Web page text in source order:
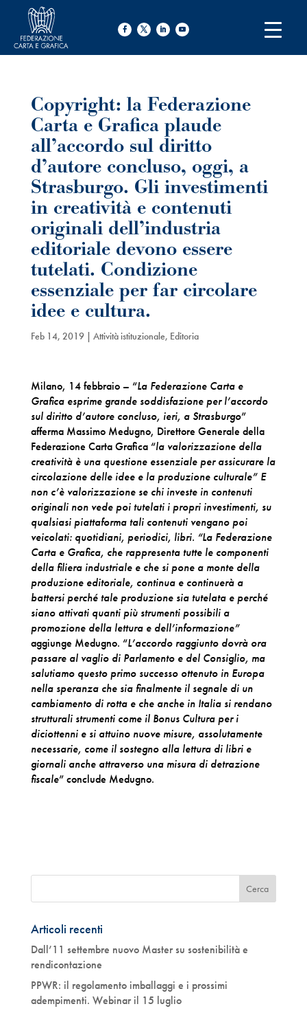
Copyright: la Federazione
Carta e Grafica plaude
all’accordo sul diritto
d’autore concluso, oggi, a
Strasburgo. Gli investimenti
in creatività e contenuti
originali dell’industria
editoriale devono essere
tutelati. Condizione
essenziale per far circolare
idee e cultura.
Feb 14, 2019| Attività istituzionale, Editoria
Milano, 14 febbraio – “La Federazione Carta e
Grafica esprime grande soddisfazione per l’accordo
sul diritto d’autore concluso, ieri, a Strasburgo”
afferma Massimo Medugno, Direttore Generale della
Federazione Carta Grafica “la valorizzazione della
creatività è una questione essenziale per assicurare la
circolazione delle idee e la produzione culturale” E
non c’è valorizzazione se chi investe in contenuti
originali non vede poi tutelati i propri investimenti, su
qualsiasi piattaforma tali contenuti vengano poi
veicolati: quotidiani, periodici, libri. “La Federazione
Carta e Grafica, che rappresenta tutte le componenti
della filiera industriale e che si pone a monte della
produzione editoriale, continua e continuerà a
battersi perché tale produzione sia tutelata e perché
siano attivati quanti più strumenti possibili a
promozione della lettura e dell’informazione”
aggiunge Medugno. “L’accordo raggiunto dovrà ora
passare al vaglio di Parlamento e del Consiglio, ma
salutiamo questo primo successo ottenuto in Europa
nella speranza che sia finalmente il segnale di un
cambiamento di rotta e che anche in Italia si rendano
strutturali strumenti come il Bonus Cultura per i
diciottenni e si attuino nuove misure, assolutamente
necessarie, come il sostegno alla lettura di libri e
giornali anche attraverso una misura di detrazione
fiscale” conclude Medugno.
Articoli recenti
Dall’11 settembre nuovo Master su sostenibilità e
rendicontazione
PPWR: il regolamento imballaggi e i prossimi
adempimenti. Webinar il 15 luglio